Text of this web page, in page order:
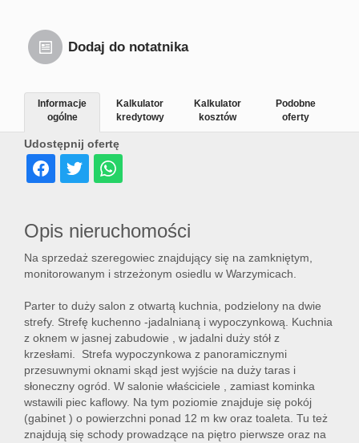
Dodaj do notatnika
Udostępnij ofertę
Informacje
ogólne
Kalkulator
kredytowy
Kalkulator
kosztów
Podobne
oferty
Opis nieruchomości
Na sprzedaż szeregowiec znajdujący się na zamkniętym,
monitorowanym i strzeżonym osiedlu w Warzymicach.
Parter to duży salon z otwartą kuchnia, podzielony na dwie
strefy. Strefę kuchenno -jadalnianą i wypoczynkową. Kuchnia
z oknem w jasnej zabudowie , w jadalni duży stół z
krzesłami. Strefa wypoczynkowa z panoramicznymi
przesuwnymi oknami skąd jest wyjście na duży taras i
słoneczny ogród. W salonie właściciele , zamiast kominka
wstawili piec kaflowy. Na tym poziomie znajduje się pokój
(gabinet ) o powierzchni ponad 12 m kw oraz toaleta. Tu też
znajdują się schody prowadzące na piętro pierwsze oraz na